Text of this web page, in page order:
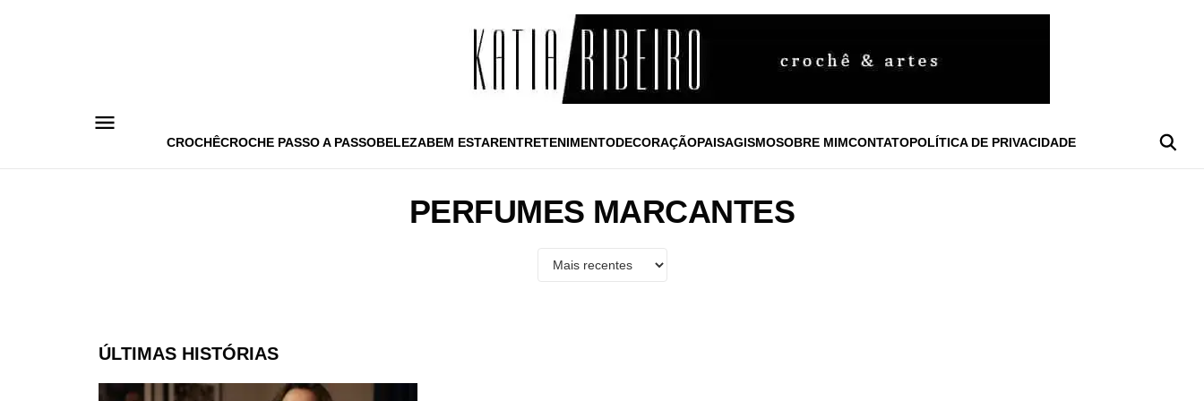
CROCHÊCROCHE PASSO A PASSOBELEZABEM ESTARENTRETENIMENTODECORAÇÃOPAISAGISMOSOBRE MIMCONTATOPOLÍTICA DE PRIVACIDADE
PERFUMES MARCANTES
ÚLTIMAS HISTÓRIAS